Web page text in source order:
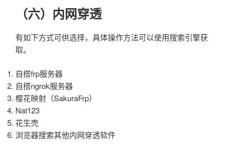
（六）内网穿透
有如下方式可供选择，具体操作方法可以使用搜索引擎获
取。
自搭frp服务器
自搭ngrok服务器
樱花映射（SakuraFrp）
Nat123
花生壳
浏览器搜索其他内网穿透软件